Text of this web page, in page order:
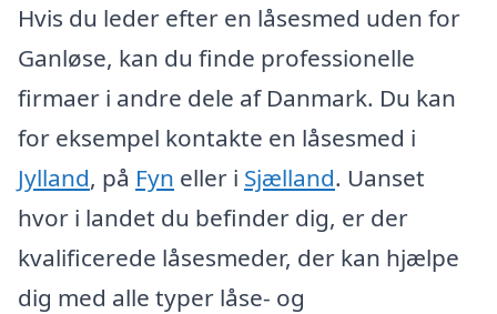
Hvis du leder efter en låsesmed uden for
Ganløse, kan du finde professionelle
firmaer i andre dele af Danmark. Du kan
for eksempel kontakte en låsesmed i
Jylland, på Fyn eller i Sjælland. Uanset
hvor i landet du befinder dig, er der
kvalificerede låsesmeder, der kan hjælpe
dig med alle typer låse- og